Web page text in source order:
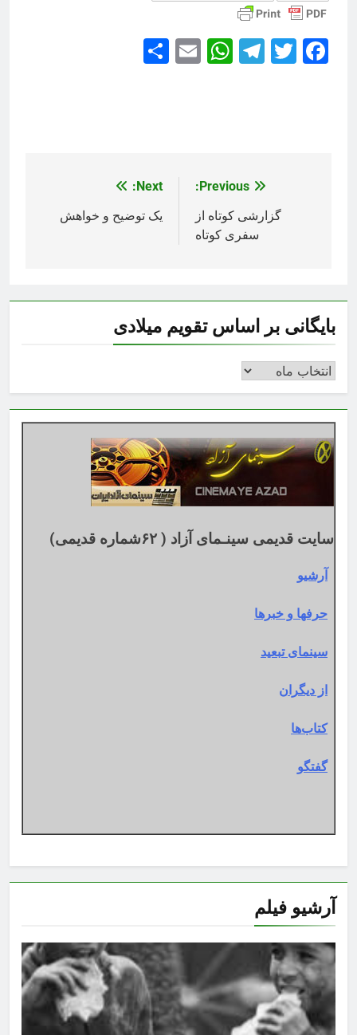
Facebook
Twitter
Telegram
WhatsApp
Email
راهبری
نوشته
Previous:
گزارشی کوتاه از
سفری کوتاه
Next:
یک توضیح و خواهش
بایگانی بر اساس تقویم میلادی
بایگانی
اساس
تقویم
میلادی
سایت قدیمی سینـمای آزاد ( ۶۲شماره قدیمی)
آرشیو
حرفها و خبرها
سینمای تبعید
از دیگران
کتاب‌ها
گفتگو
آرشیو فیلم